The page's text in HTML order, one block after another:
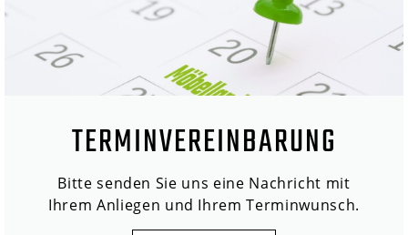
TERMINVEREINBARUNG
Bitte senden Sie uns eine Nachricht mit
Ihrem Anliegen und Ihrem Terminwunsch.